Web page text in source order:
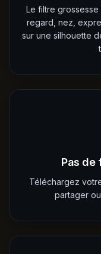
Le filtre
regard, nez,
sur une silhouette
Pas de
Téléchargez
partager